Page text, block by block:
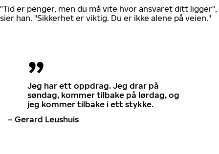
"Tid er penger, men du må vite hvor ansvaret ditt ligger",
sier han. "Sikkerhet er viktig. Du er ikke alene på veien."
Jeg har ett oppdrag. Jeg drar på
søndag, kommer tilbake på lørdag, og
jeg kommer tilbake i ett stykke.
– Gerard Leushuis